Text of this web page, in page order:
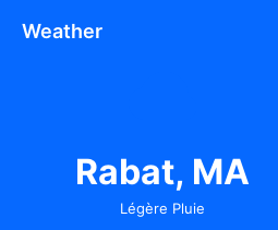
Weather
Rabat, MA
Légère Pluie